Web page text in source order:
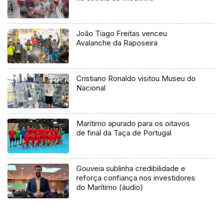
João Tiago Freitas venceu
Avalanche da Raposeira
Cristiano Ronaldo visitou Museu do
Nacional
Marítimo apurado para os oitavos
de final da Taça de Portugal
Gouveia sublinha credibilidade e
reforça confiança nos investidores
do Marítimo (áudio)